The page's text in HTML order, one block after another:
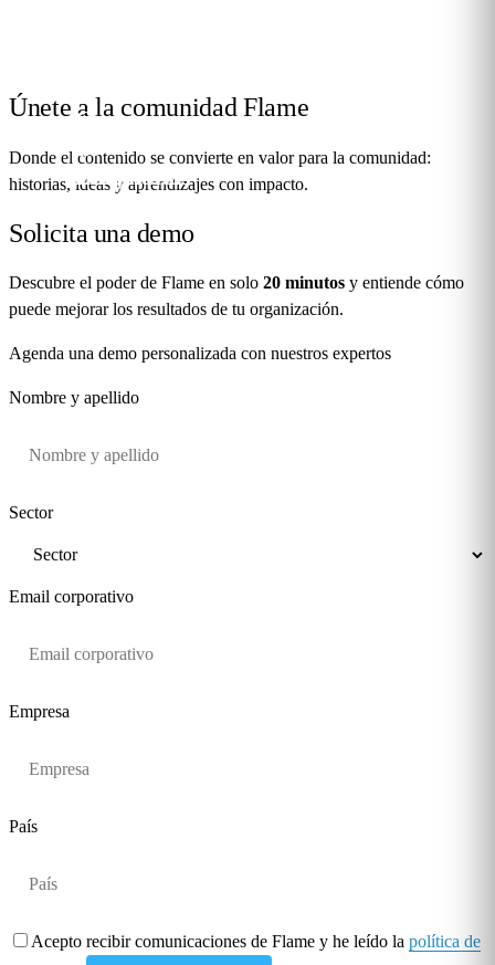
Únete a la comunidad Flame
Donde el contenido se convierte en valor para la comunidad:
historias, ideas y aprendizajes con impacto.
Casos
éxito
Blog
Webinars
Entrevistas
Solicita una demo
Descubre el poder de Flame en solo 20 minutos y entiende cómo
puede mejorar los resultados de tu organización.
Agenda una demo personalizada con nuestros expertos
Nombre y apellido
Sector
Email corporativo
Empresa
País
Acepto recibir comunicaciones de Flame y he leído la política de